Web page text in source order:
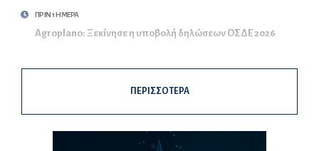
ΠΡΙΝ 1 ΗΜΕΡΑ
Agroplano: Ξεκίνησε η υποβολή δηλώσεων ΟΣΔΕ 2026
ΠΕΡΙΣΣΟΤΕΡΑ